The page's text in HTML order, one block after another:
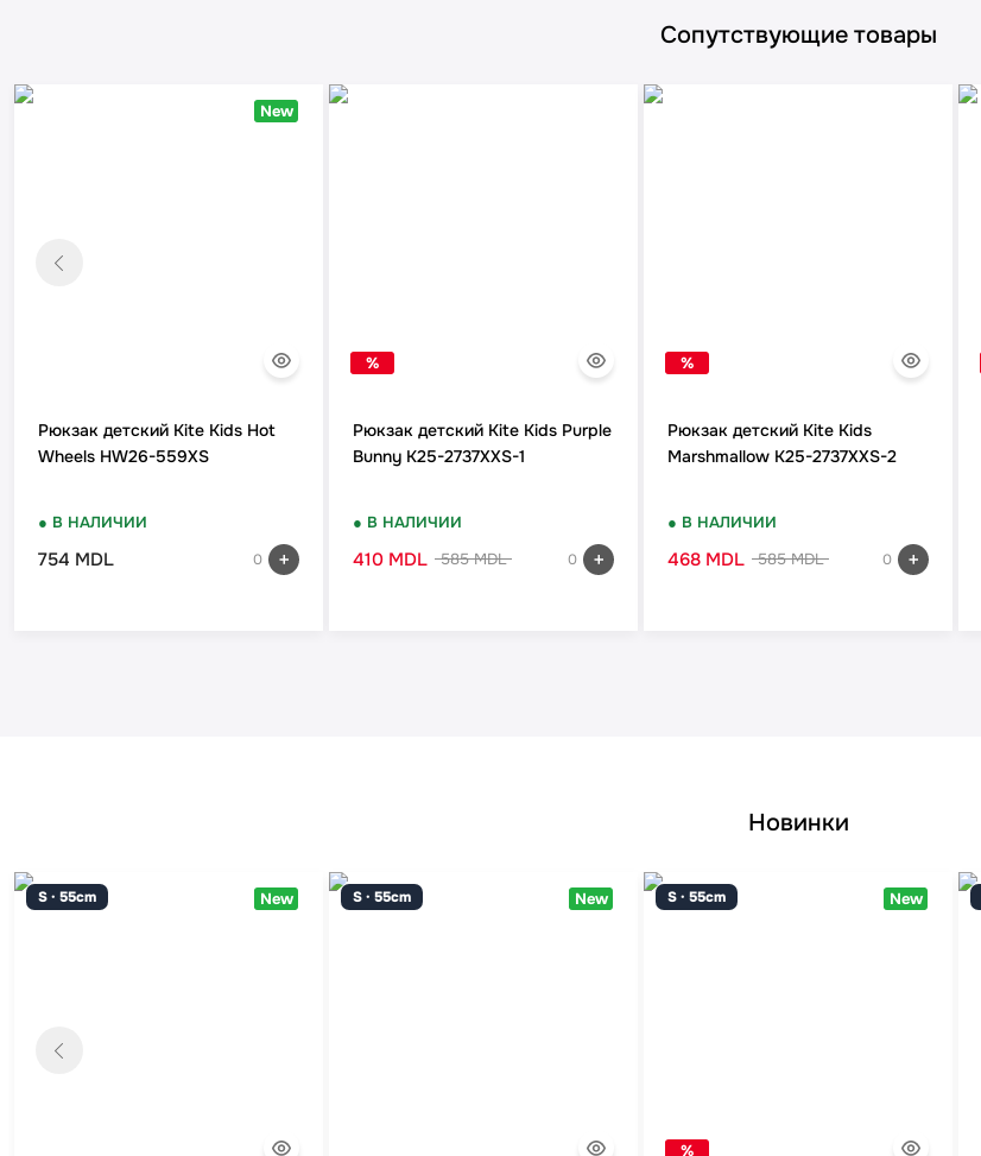
Сопутствующие товары
New
Рюкзак детский Kite Kids Hot
Wheels HW26-559XS
● В НАЛИЧИИ
754 MDL 0
%
Рюкзак детский Kite Kids Purple
Bunny K25-2737XXS-1
● В НАЛИЧИИ
410 MDL 585 MDL 0
%
Рюкзак детский Kite Kids
Marshmallow K25-2737XXS-2
● В НАЛИЧИИ
468 MDL 585 MDL 0
Новинки
S · 55cm New S · 55cm New S · 55cm New
%